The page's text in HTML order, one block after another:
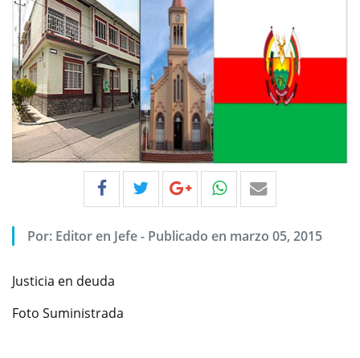
Por: Editor en Jefe- Publicado en marzo 05, 2015
Justicia en deuda
Foto Suministrada